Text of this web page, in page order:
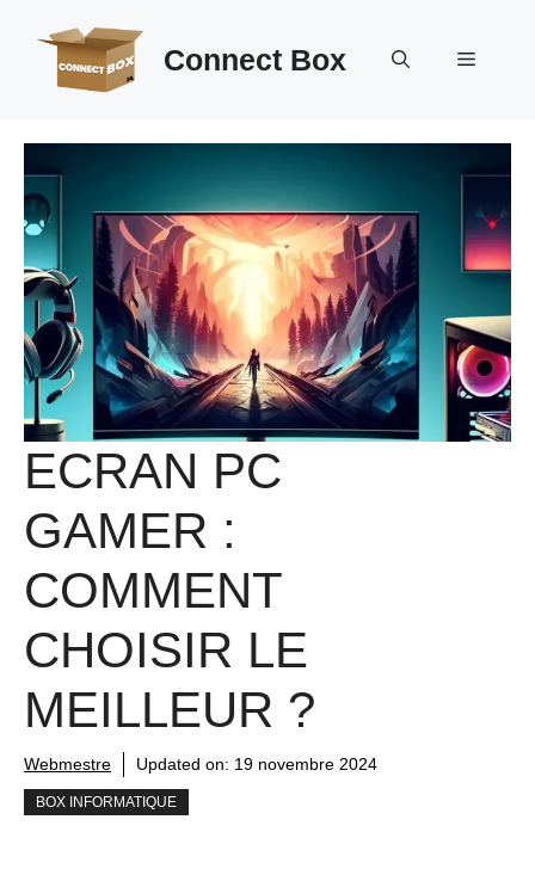
contenu
Connect Box Menu
ECRAN PC
GAMER :
COMMENT
CHOISIR LE
MEILLEUR ?
Webmestre Updated on: 19 novembre 2024
BOX INFORMATIQUE